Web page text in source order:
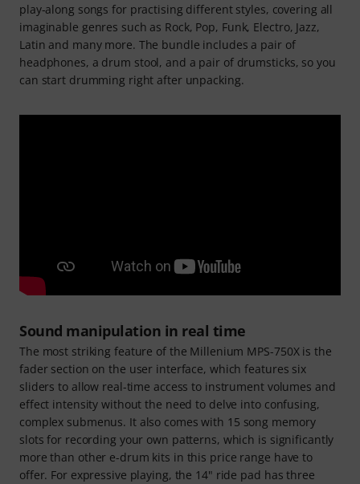
play-along songs for practising different styles, covering all
imaginable genres such as Rock, Pop, Funk, Electro, Jazz,
Latin and many more. The bundle includes a pair of
headphones, a drum stool, and a pair of drumsticks, so you
can start drumming right after unpacking.
Sound manipulation in real time
The most striking feature of the Millenium MPS-750X is the
fader section on the user interface, which features six
sliders to allow real-time access to instrument volumes and
effect intensity without the need to delve into confusing,
complex submenus. It also comes with 15 song memory
slots for recording your own patterns, which is significantly
more than other e-drum kits in this price range have to
offer. For expressive playing, the 14" ride pad has three